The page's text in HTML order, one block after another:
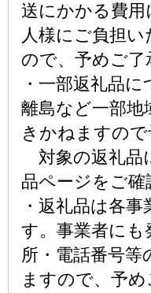
送にかかる費
人様にご負担
ので、予めご了
・一部返礼品
離島など一部
きかねますので
対象の返礼品
品ページをご確
・返礼品は各
す。事業者にも
所・電話番号等
ますので、予め